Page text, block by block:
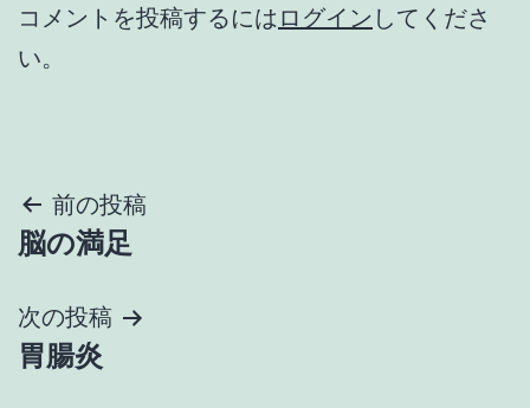
コメントを投稿するには ログイン してくださ
い。
投
稿
ナ
ビ
前の投稿
脳の満足
次の投稿
胃腸炎